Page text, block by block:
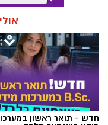
טקסט פוליטי,
חברתית
חדש - תואר ראשון